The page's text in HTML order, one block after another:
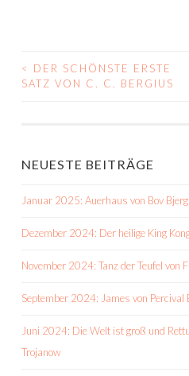
BEITRAGS-
<
DER SCHÖNSTE ERSTE
SATZ VON C. C. BERGIUS
NEUESTE BEITRÄGE
Januar 2025: Auerhaus von Bov Bjerg
Dezember 2024: Der heilige King
November 2024: Tanz der Teufel von
September 2024: James von Percival
Juni 2024: Die Welt ist groß und
Trojanow